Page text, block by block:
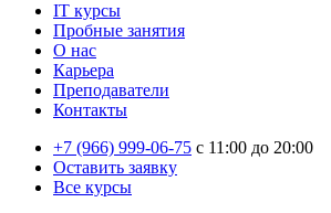
IT курсы
Пробные занятия
О нас
Карьера
Преподаватели
Контакты
+7 (966) 999-06-75 c 11:00 до 20:00
Оставить заявку
Все курсы